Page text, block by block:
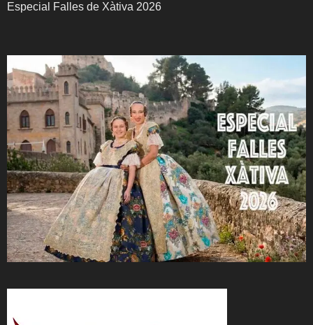
Especial Falles de Xàtiva 2026